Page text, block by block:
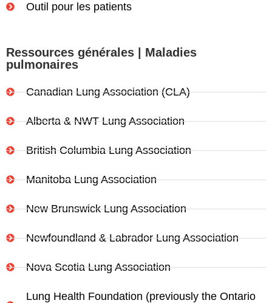
Outil pour les patients
Ressources générales | Maladies
pulmonaires
Canadian Lung Association (CLA)
Alberta & NWT Lung Association
British Columbia Lung Association
Manitoba Lung Association
New Brunswick Lung Association
Newfoundland & Labrador Lung Association
Nova Scotia Lung Association
Lung Health Foundation (previously the Ontario